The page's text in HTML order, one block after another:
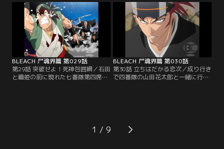
弓親とそれぞれに戦闘を開始する。
一角と死闘を繰り広げる一護。押さ
れ気味の一護だったが、次第に一角
の動きをとらえて反撃に打って出
る。ついに一角の鬼灯丸をかわして
必殺の一撃を放つ一護。【提供：バ
ンダイチャンネル】
親から必死に逃げていたが、ついに
追い詰められてしまう。背後に迫る
弓親。前方には霊力を遮断する『殺
気石（せっきせき）』で囲まれた巨
大な穴。絶体絶命のガンジュ。その
頃…。【提供：バンダイチャンネ
BLEACH 尸魂界篇 第029話
第29話 突破せよ！死神包囲網／石田
と織姫の前に現れた七番隊第四席の
一貫坂慈郎坊。最強の飛び道具使い
の刃を石田のクインシーの矢が叩き
落す。逆に追い詰められた慈郎坊
BLEACH 尸魂界篇 第030話
第30話 立ちはだかる恋次／成り行き
で四番隊の山田花太郎と一緒に行動
案内するのか花太郎に問う一護。花
太郎は、ルキアの世話係として過ご
1